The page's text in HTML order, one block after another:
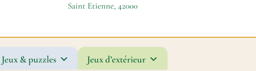
Saint Etienne, 42000
Jeux & puzzles Jeux d’extérieur